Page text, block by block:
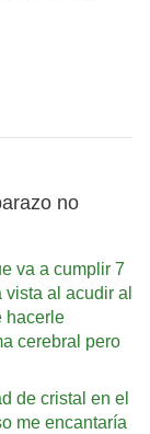
no
va a cumplir 7
al acudir al
hacerle
cerebral pero
de cristal en el
me encantaría